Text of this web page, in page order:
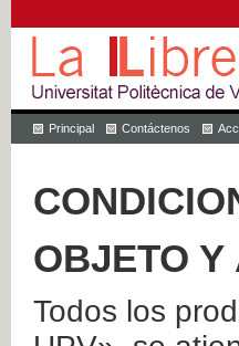
Principal Contáctenos
OBJETO
Todos los